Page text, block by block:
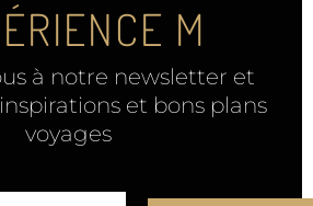
M
à notre newsletter et
et bons plans
voyages